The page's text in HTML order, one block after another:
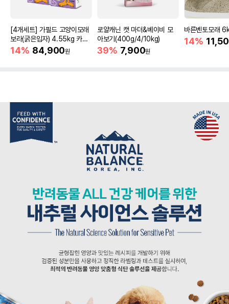
[4개세트] 가필드 고양이모래
보라(굵은입자) 4.55kg 카사
바모래
14% 84,900원
로얄캐닌 캣 마더&베이비 모
아보기(400g/4/10kg)
39% 7,900원
바른벤토모래
14%